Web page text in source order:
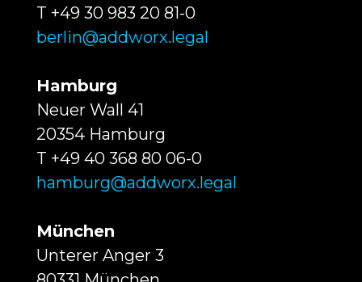
T +49 30 983 20 81-0
berlin@addworx.legal
Hamburg
Neuer Wall 41
20354 Hamburg
T +49 40 368 80 06-0
hamburg@addworx.legal
München
Unterer Anger 3